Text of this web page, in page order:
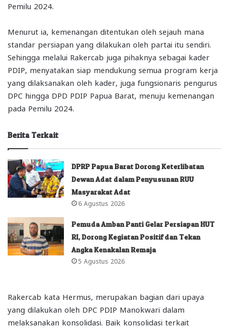
Pemilu 2024.
Menurut ia, kemenangan ditentukan oleh sejauh mana
standar persiapan yang dilakukan oleh partai itu sendiri.
Sehingga melalui Rakercab juga pihaknya sebagai kader
PDIP, menyatakan siap mendukung semua program kerja
yang dilaksanakan oleh kader, juga fungsionaris pengurus
DPC hingga DPD PDIP Papua Barat, menuju kemenangan
pada Pemilu 2024.
Berita Terkait
DPRP Papua Barat Dorong Keterlibatan
Dewan Adat dalam Penyusunan RUU
Masyarakat Adat
6 Agustus 2026
Pemuda Amban Panti Gelar Persiapan HUT
RI, Dorong Kegiatan Positif dan Tekan
Angka Kenakalan Remaja
5 Agustus 2026
Rakercab kata Hermus, merupakan bagian dari upaya
yang dilakukan oleh DPC PDIP Manokwari dalam
melaksanakan konsolidasi. Baik konsolidasi terkait